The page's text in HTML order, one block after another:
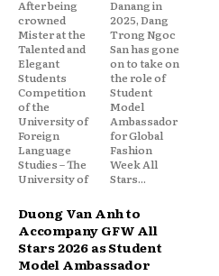
After being
crowned
Mister at the
Talented and
Elegant
Students
Competition
of the
University of
Foreign
Language
Studies – The
University of
Danang in
2025, Dang
Trong Ngoc
San has gone
on to take on
the role of
Student
Model
Ambassador
for Global
Fashion
Week All
Stars...
Duong Van Anh to
Accompany GFW All
Stars 2026 as Student
Model Ambassador